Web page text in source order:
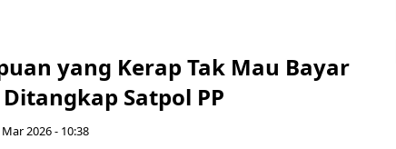
yang Kerap Tak Mau Bayar
Satpol PP
2026 - 10:38